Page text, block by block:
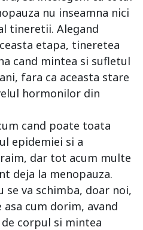
nu inseamna nici
tineretii. Alegand
etapa, tineretea
cand mintea si sufletul
fara ca aceasta stare
hormonilor din
cand poate toata
epidemiei si a
dar tot acum multe
deja la menopauza.
se va schimba, doar noi,
cum dorim, avand
corpul si mintea